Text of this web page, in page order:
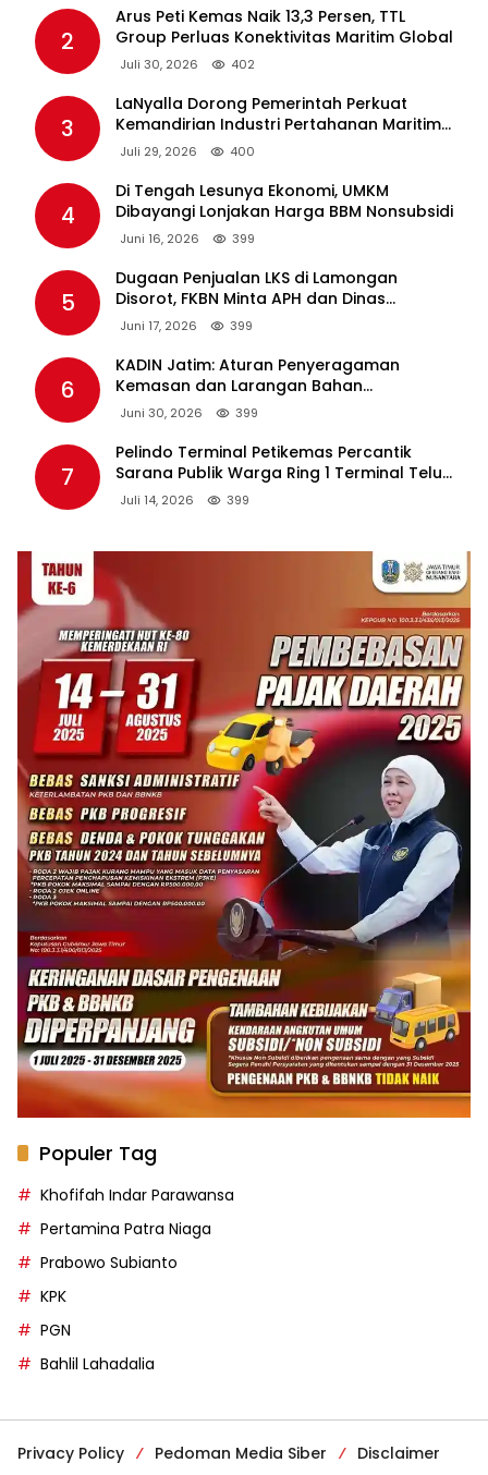
2
Arus Peti Kemas Naik 13,3 Persen, TTL
Group Perluas Konektivitas Maritim Global
Juli 30, 2026 402
3
LaNyalla Dorong Pemerintah Perkuat
Kemandirian Industri Pertahanan Maritim
Lewat PT PAL
Juli 29, 2026 400
4
Di Tengah Lesunya Ekonomi, UMKM
Dibayangi Lonjakan Harga BBM Nonsubsidi
Juni 16, 2026 399
5
Dugaan Penjualan LKS di Lamongan
Disorot, FKBN Minta APH dan Dinas
Pendidikan Bertindak Tegas.
Juni 17, 2026 399
6
KADIN Jatim: Aturan Penyeragaman
Kemasan dan Larangan Bahan
Tambahan Berpotensi Ganggu Industri
Juni 30, 2026 399
7
Pelindo Terminal Petikemas Percantik
Sarana Publik Warga Ring 1 Terminal Teluk
Lamong Lewat Program TJSL
Juli 14, 2026 399
Populer Tag
Khofifah Indar Parawansa
Pertamina Patra Niaga
Prabowo Subianto
KPK
PGN
Bahlil Lahadalia
Privacy Policy Pedoman Media Siber Disclaimer